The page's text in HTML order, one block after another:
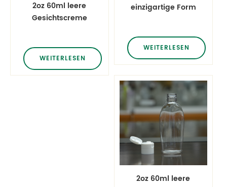
2oz 60ml leere
Gesichtscreme
Big Cap
WEITERLESEN
einzigartige Form
Verpackungsflasche
WEITERLESEN
2oz 60ml leere